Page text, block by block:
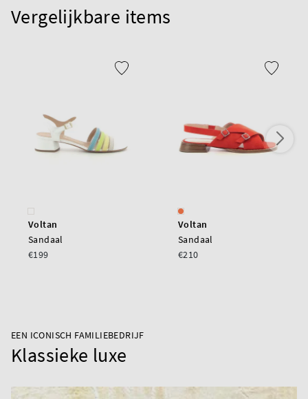
Vergelijkbare items
Voltan
Sandaal
€199
Voltan
Sandaal
€210
EEN ICONISCH FAMILIEBEDRIJF
Klassieke luxe